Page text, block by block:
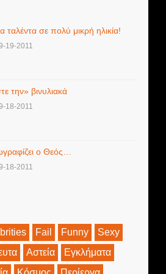
ταλέντα σε πολύ μικρή ηλικία!
19-2011
την» βινυλιακά
18-2011
ο Θεός…
18-2011
Fail Funny
Sexy
Αστεία
Εγκλήματα